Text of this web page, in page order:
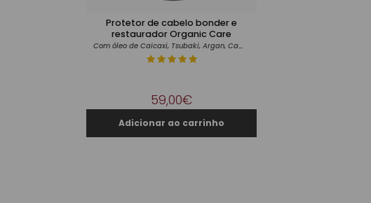
Protetor de cabelo bonder e
restaurador Organic Care
Com óleo de Caicaxi, Tsubaki, Argan, Camellia e Castanha do Brasil
59,00€